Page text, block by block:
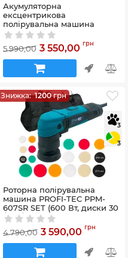
Акумуляторна
ексцентрикова
полірувальна машина
PROFI-TEC DPO1515BL
POWERLine (без
акумулятора та зарядного
пристрою)
58_28787
5 990,00 3 550,00 грн
Знижка:1200грн
3
3
Роторна полірувальна
машина PROFI-TEC PPM-
607SR SET (600 Вт, диски 30
/ 50 / 75 мм)
58_29143
4 790,00 3 590,00 грн